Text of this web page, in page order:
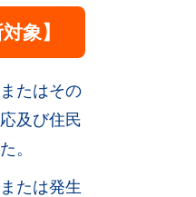
象】
たはその
及び住民
。
たは発生